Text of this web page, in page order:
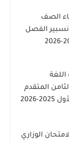
الفصل
المتقدم
الفصل الدراسي الأول 2025-2026
الوزاري